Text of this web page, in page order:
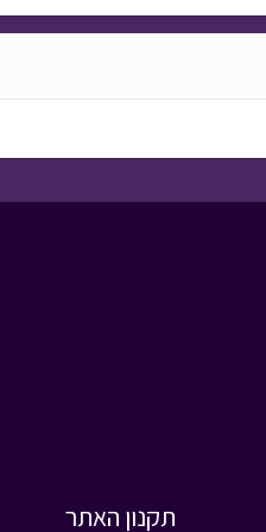
תקנון האתר